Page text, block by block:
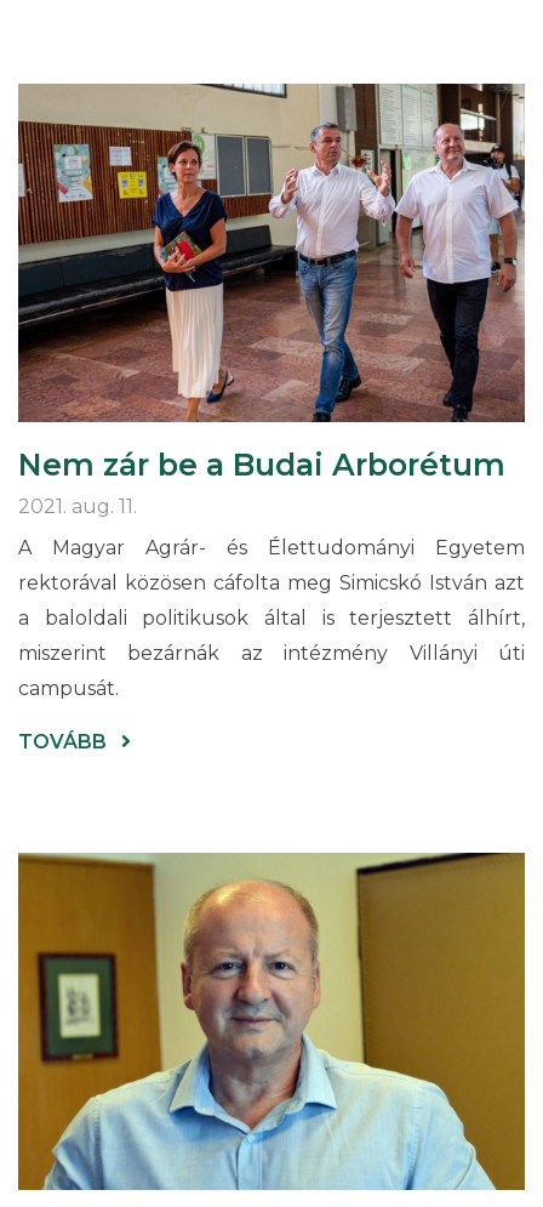
ARC
PLAKÁTKIÁLLÍTÁS
OBSZCÉN
PLAKÁTJAIRA
VOLT)
Nem zár be a Budai Arborétum
2021. aug. 11.
A Magyar Agrár- és Élettudományi Egyetem
rektorával közösen cáfolta meg Simicskó István azt
a baloldali politikusok által is terjesztett álhírt,
miszerint bezárnák az intézmény Villányi úti
campusát.
TOVÁBB
(NEM